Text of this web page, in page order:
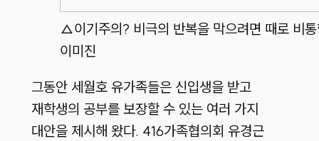
△이기주의? 비극의 반복을 막으려면 때로 비
이미진
그동안 세월호 유가족들은 신입생을 받고
재학생의 공부를 보장할 수 있는 여러 가지
대안을 제시해 왔다. 416가족협의회 유경근